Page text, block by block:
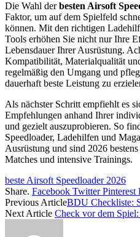
Die Wahl derbesten Airsoft
Faktor, um auf dem Spielfeld
können. Mit den richtigen
Tools erhöhen Sie nicht nur Ihre
Lebensdauer Ihrer Ausrüstung.
Kompatibilität, Materialqualität
regelmäßig den Umgang und
dauerhaft beste Leistung zu
Als nächster Schritt empfiehlt es
Empfehlungen anhand Ihrer
und gezielt auszuprobieren. So
Speedloader, Ladehilfen und
Ausrüstung und sind 2026
Matches und intensive Trainings.
beste Airsoft Speedloader 2026
Share. Facebook Twitter Pinterest
Previous ArticleBDU Checkliste:
Next Article Check vor dem